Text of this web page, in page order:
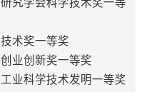
究学会科学技术奖一等
术奖一等奖
业创新奖一等奖
业科学技术发明一等奖